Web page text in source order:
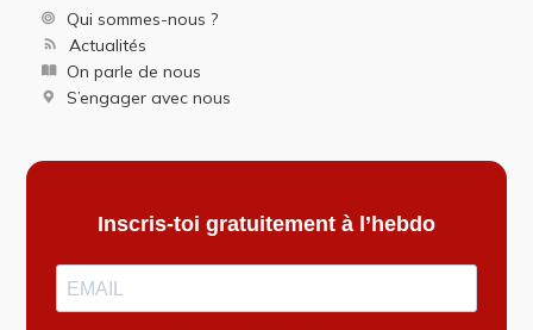
Qui sommes-nous ?
Actualités
On parle de nous
S’engager avec nous